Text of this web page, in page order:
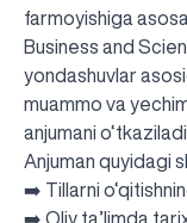
farmoyishiga
Business and
yondashuvlar
muammo va
anjumani o‘tkaziladi.
Anjuman quyidagi
➡️ Tillarni
➡️ Oliy ta’limda